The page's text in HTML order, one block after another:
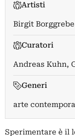
Artisti
Birgit Borggrebe
Curatori
Andreas Kuhn,
Generi
arte
Sperimentare è il